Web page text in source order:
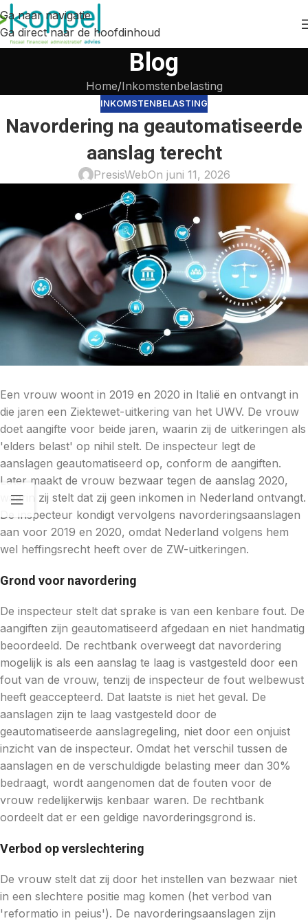
Ga naar navigatie
Ga direct naar de hoofdinhoud
Blog
Home Inkomstenbelasting
INKOMSTENBELASTING
Navordering na geautomatiseerde
aanslag terecht
PresisWebOn juni 11, 2026
Een vrouw woont in 2019 en 2020 in Italië en ontvangt in
die jaren een Ziektewet-uitkering van het UWV. De vrouw
doet aangifte voor beide jaren, waarin zij de uitkeringen als
'elders belast' op nihil stelt. De inspecteur legt de
aanslagen geautomatiseerd op, conform de aangiften.
Later maakt de vrouw bezwaar tegen de aanslag 2020,
waarin zij stelt dat zij geen inkomen in Nederland ontvangt.
De inspecteur kondigt vervolgens navorderingsaanslagen
aan voor 2019 en 2020, omdat Nederland volgens hem
wel heffingsrecht heeft over de ZW-uitkeringen.
Grond voor navordering
De inspecteur stelt dat sprake is van een kenbare fout. De
aangiften zijn geautomatiseerd afgedaan en niet handmatig
beoordeeld. De rechtbank overweegt dat navordering
mogelijk is als een aanslag te laag is vastgesteld door een
fout van de vrouw, tenzij de inspecteur de fout welbewust
heeft geaccepteerd. Dat laatste is niet het geval. De
aanslagen zijn te laag vastgesteld door de
geautomatiseerde aanslagregeling, niet door een onjuist
inzicht van de inspecteur. Omdat het verschil tussen de
aanslagen en de verschuldigde belasting meer dan 30%
bedraagt, wordt aangenomen dat de fouten voor de
vrouw redelijkerwijs kenbaar waren. De rechtbank
oordeelt dat er een geldige navorderingsgrond is.
Verbod op verslechtering
De vrouw stelt dat zij door het instellen van bezwaar niet
in een slechtere positie mag komen (het verbod van
'reformatio in peius'). De navorderingsaanslagen zijn